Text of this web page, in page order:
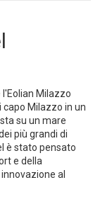
Milazzo
capo Milazzo in un
su un mare
più grandi di
è stato pensato
e della
al